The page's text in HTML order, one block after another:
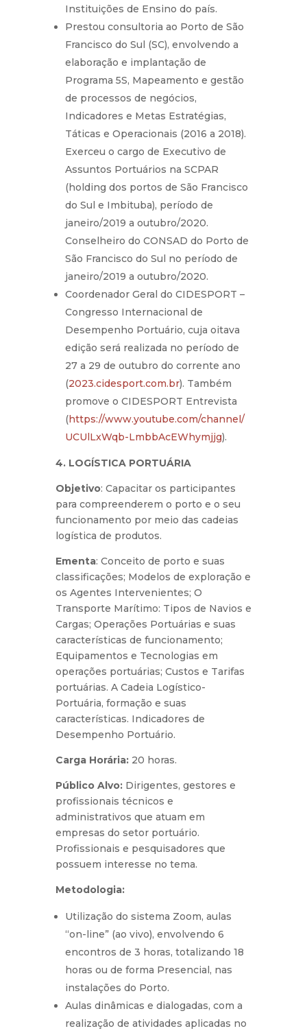
Instituições de Ensino do país.
Prestou consultoria ao Porto de São
Francisco do Sul (SC), envolvendo a
elaboração e implantação de
Programa 5S, Mapeamento e gestão
de processos de negócios,
Indicadores e Metas Estratégias,
Táticas e Operacionais (2016 a 2018).
Exerceu o cargo de Executivo de
Assuntos Portuários na SCPAR
(holding dos portos de São Francisco
do Sul e Imbituba), período de
janeiro/2019 a outubro/2020.
Conselheiro do CONSAD do Porto de
São Francisco do Sul no período de
janeiro/2019 a outubro/2020.
Coordenador Geral do CIDESPORT –
Congresso Internacional de
Desempenho Portuário, cuja oitava
edição será realizada no período de
27 a 29 de outubro do corrente ano
(2023.cidesport.com.br). Também
promove o CIDESPORT Entrevista
(https://www.youtube.com/channel/
UCUlLxWqb-LmbbAcEWhymjjg).
4. LOGÍSTICA PORTUÁRIA
Objetivo: Capacitar os participantes
para compreenderem o porto e o seu
funcionamento por meio das cadeias
logística de produtos.
Ementa: Conceito de porto e suas
classificações; Modelos de exploração e
os Agentes Intervenientes; O
Transporte Marítimo: Tipos de Navios e
Cargas; Operações Portuárias e suas
características de funcionamento;
Equipamentos e Tecnologias em
operações portuárias; Custos e Tarifas
portuárias. A Cadeia Logístico-
Portuária, formação e suas
características. Indicadores de
Desempenho Portuário.
Carga Horária:20 horas.
Público Alvo:Dirigentes, gestores e
profissionais técnicos e
administrativos que atuam em
empresas do setor portuário.
Profissionais e pesquisadores que
possuem interesse no tema.
Metodologia:
Utilização do sistema Zoom, aulas
“on-line” (ao vivo), envolvendo 6
encontros de 3 horas, totalizando 18
horas ou de forma Presencial, nas
instalações do Porto.
Aulas dinâmicas e dialogadas, com a
realização de atividades aplicadas no